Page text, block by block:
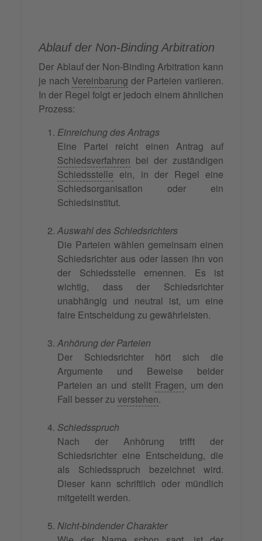
Ablauf der Non-Binding Arbitration
Der Ablauf der Non-Binding Arbitration kann
je nach Vereinbarung der Parteien variieren.
In der Regel folgt er jedoch einem ähnlichen
Prozess:
Einreichung des Antrags
Eine Partei reicht einen Antrag auf
Schiedsverfahren bei der zuständigen
Schiedsstelle ein, in der Regel eine
Schiedsorganisation oder ein
Schiedsinstitut.
Auswahl des Schiedsrichters
Die Parteien wählen gemeinsam einen
Schiedsrichter aus oder lassen ihn von
der Schiedsstelle ernennen. Es ist
wichtig, dass der Schiedsrichter
unabhängig und neutral ist, um eine
faire Entscheidung zu gewährleisten.
Anhörung der Parteien
Der Schiedsrichter hört sich die
Argumente und Beweise beider
Parteien an und stellt Fragen, um den
Fall besser zu verstehen.
Schiedsspruch
Nach der Anhörung trifft der
Schiedsrichter eine Entscheidung, die
als Schiedsspruch bezeichnet wird.
Dieser kann schriftlich oder mündlich
mitgeteilt werden.
Nicht-bindender Charakter